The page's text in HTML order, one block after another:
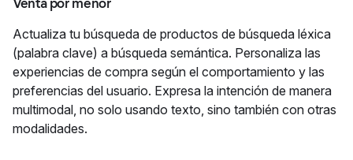
Actualiza tu búsqueda de productos de búsqueda léxica
(palabra clave) a búsqueda semántica. Personaliza las
experiencias de compra según el comportamiento y las
preferencias del usuario. Expresa la intención de manera
multimodal, no solo usando texto, sino también con otras
modalidades.